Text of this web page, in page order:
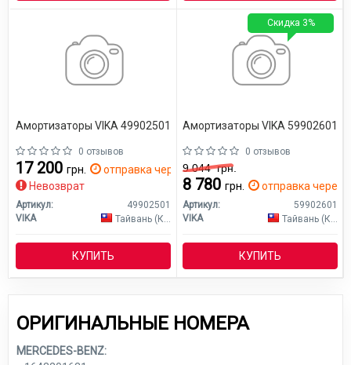
Амортизаторы VIKA 49902501
0 отзывов
17 200 грн.
отправка через 2 дн.
Невозврат
Артикул:
49902501
VIKA
Тайвань (Китай)
КУПИТЬ
Амортизаторы VIKA 59902601
0 отзывов
9 044грн.
8 780 грн. отправка через
Артикул:
59902601
VIKA
Тайвань (Китай)
КУПИТЬ
Скидка 3%
ОРИГИНАЛЬНЫЕ НОМЕРА
MERCEDES-BENZ: